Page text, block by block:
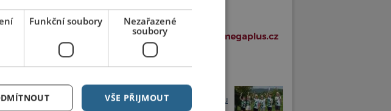
a sám ještě
mladík
dost,
se míč
prosadili i
Mladí golfisté ze Svobodných Hamrů
vybojovali republikové stříbro. V týmu
jsou i děti z Chrudimska
Funkční soubory
Nezařazené
soubory
VŠE PŘIJMOUT